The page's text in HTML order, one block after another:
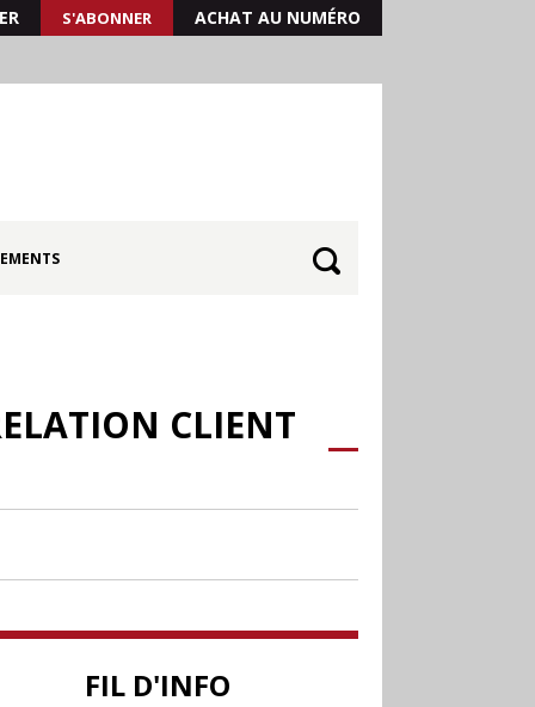
S'ABONNER ACHAT AU NUMÉRO
CLIENT
FIL D'INFO
30.06
Canicule : les
soutenir le commerce
magasin à La Défense